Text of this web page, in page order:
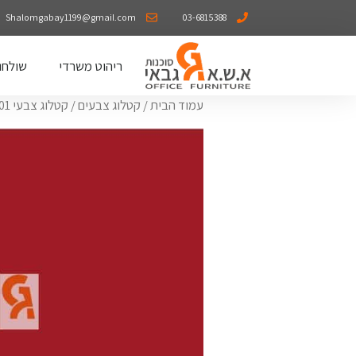
03-6815388
Shalomgabay1199@gmail.com
ריהוט משרדי
עמוד הבית/ קטלוג צבעים/ קטלוג צבעי RAL